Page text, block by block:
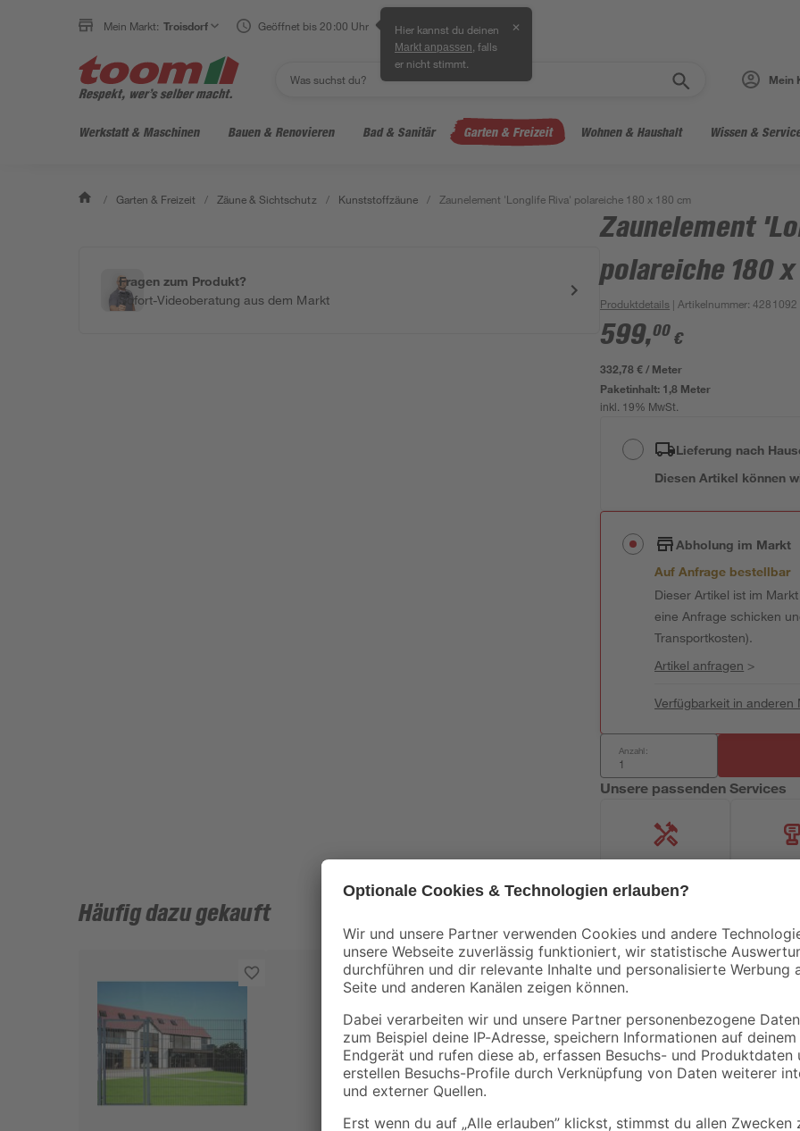
Mein Markt: Troisdorf Geöffnet bis 20:00 Uhr Hier kannst du deinen
Markt anpassen , falls
er nicht stimmt.
✕
Mein
Werkstatt & Maschinen Bauen & Renovieren Bad & Sanitär Garten & Freizeit Wohnen & Haushalt Wissen &
/ Garten & Freizeit / Zäune & Sichtschutz / Kunststoffzäune / Zaunelement 'Longlife Riva' polareiche 180 x 180 cm
Fragen zum Produkt?
Sofort-Videoberatung aus dem Markt
Zaunelement
polareiche 180 x
Produktdetails | Artikelnummer:4281092
599,00 €
332,78 € / Meter
Paketinhalt: 1,8 Meter
inkl. 19% MwSt.
Lieferung nach
Diesen Artikel können
Abholung im Markt
Auf Anfrage bestellbar
Dieser Artikel ist im
eine Anfrage schicken
Transportkosten).
Artikel anfragen >
Verfügbarkeit in anderen
Anzahl:
Unsere passenden Services
Handwerksservice
Häufig dazu gekauft
Bestseller Bestseller